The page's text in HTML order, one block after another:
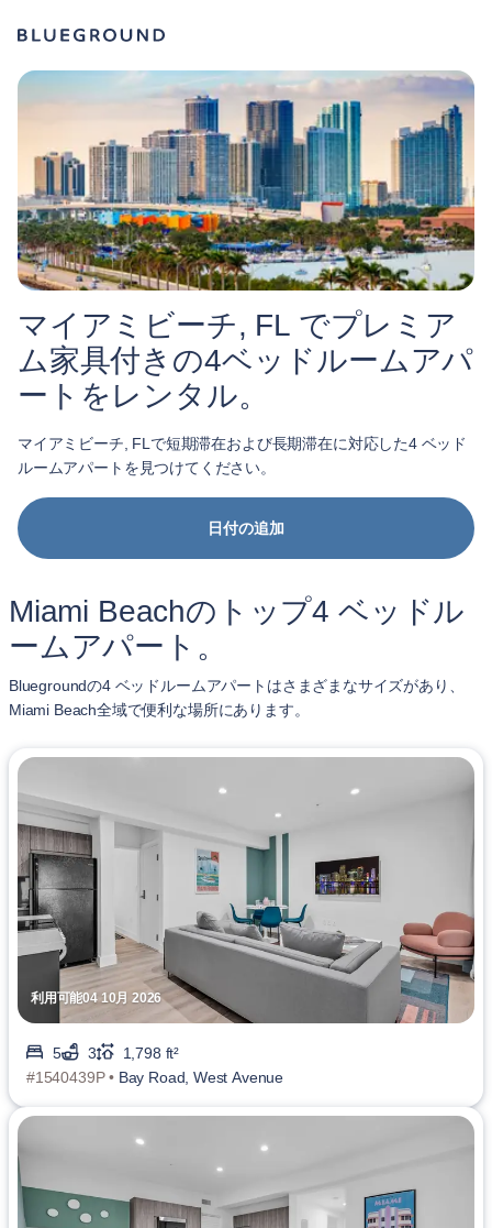
マイアミビーチ, FL でプレミア
ム家具付きの4ベッドルームアパ
ートをレンタル。
マイアミビーチ, FLで短期滞在および長期滞在に対応した4 ベッド
ルームアパートを見つけてください。
日付の追加
Miami Beachのトップ4 ベッドル
ームアパート。
Bluegroundの4 ベッドルームアパートはさまざまなサイズがあり、
Miami Beach全域で便利な場所にあります。
利用可能04 10月 2026
5 3
1,798 ft²
#1540439P • Bay Road, West Avenue